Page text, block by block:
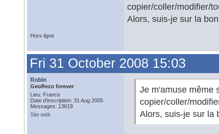
copier/coller/modifier/
Alors, suis-je sur la
Hors ligne
Fri 31 October 2008 15:03
Robin
GeoRezo forever
Lieu: France
Date d'inscription: 31 Aug 2005
Messages: 13619
Site web
Je m'amuse même
copier/coller/
Alors, suis-je sur la